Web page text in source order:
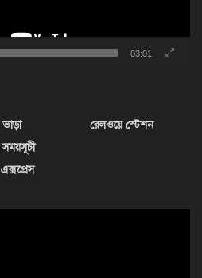
03:01
ভাড়া
সময়সূচী
রেলওয়ে স্টেশন